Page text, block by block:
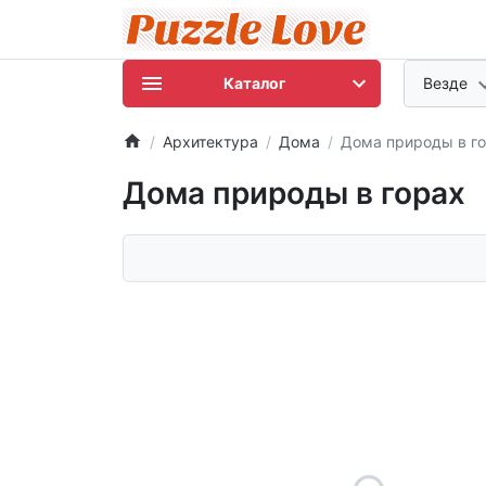
Везде
Каталог
Архитектура Дома Дома природы в
Дома природы в горах